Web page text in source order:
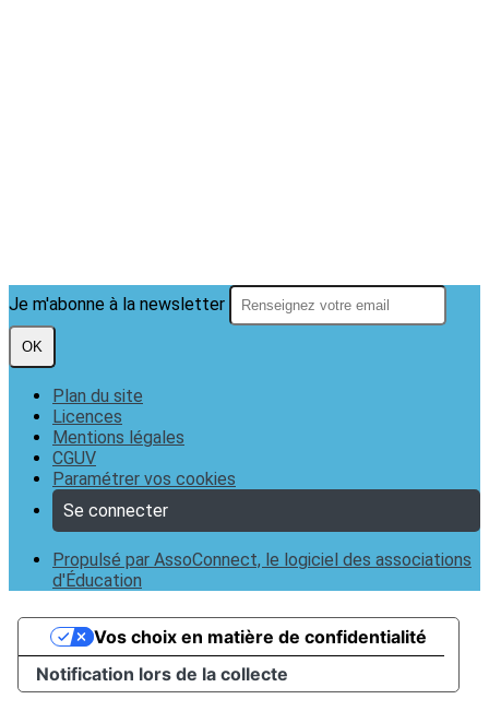
Je m'abonne à la newsletter
OK
Plan du site
Licences
Mentions légales
CGUV
Paramétrer vos cookies
Se connecter
Propulsé par AssoConnect, le logiciel des associations
d'Éducation
Notification lors de la collecte
Vos choix en matière de confidentialité